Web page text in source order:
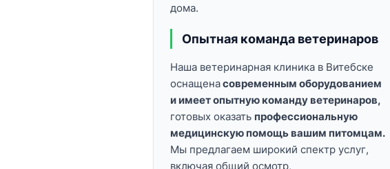
дома.
Опытная команда ветеринаров
Наша ветеринарная клиника в Витебске
оснащенасовременным оборудованием
и имеет опытную команду ветеринаров,
готовых оказать профессиональную
медицинскую помощь вашим питомцам.
Мы предлагаем широкий спектр услуг,
включая общий осмотр,